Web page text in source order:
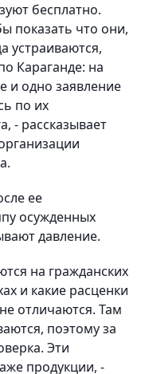
бесплатно.
показать что они,
устраиваются,
Караганде: на
и одно заявление
по их
- рассказывает
ее
осужденных
давление.
на гражданских
и какие расценки
отличаются. Там
поэтому за
Эти
продукции, -